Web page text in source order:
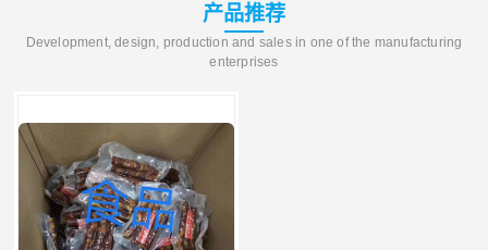
产品推荐
Development, design, production and sales in one of the manufacturing
enterprises